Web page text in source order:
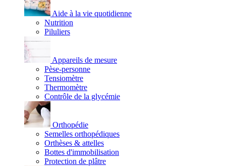
Aide à la vie quotidienne
Nutrition
Piluliers
Appareils de mesure
Pèse-personne
Tensiomètre
Thermomètre
Contrôle de la glycémie
Orthopédie
Semelles orthopédiques
Orthèses & attelles
Bottes d'immobilisation
Protection de plâtre